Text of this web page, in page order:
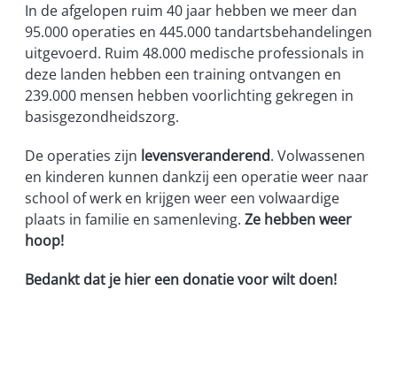
In de afgelopen ruim 40 jaar hebben we meer dan
95.000 operaties en 445.000 tandartsbehandelingen
uitgevoerd. Ruim 48.000 medische professionals in
deze landen hebben een training ontvangen en
239.000 mensen hebben voorlichting gekregen in
basisgezondheidszorg.
De operaties zijn levensveranderend. Volwassenen
en kinderen kunnen dankzij een operatie weer naar
school of werk en krijgen weer een volwaardige
plaats in familie en samenleving. Ze hebben weer
hoop!
Bedankt dat je hier een donatie voor wilt doen!